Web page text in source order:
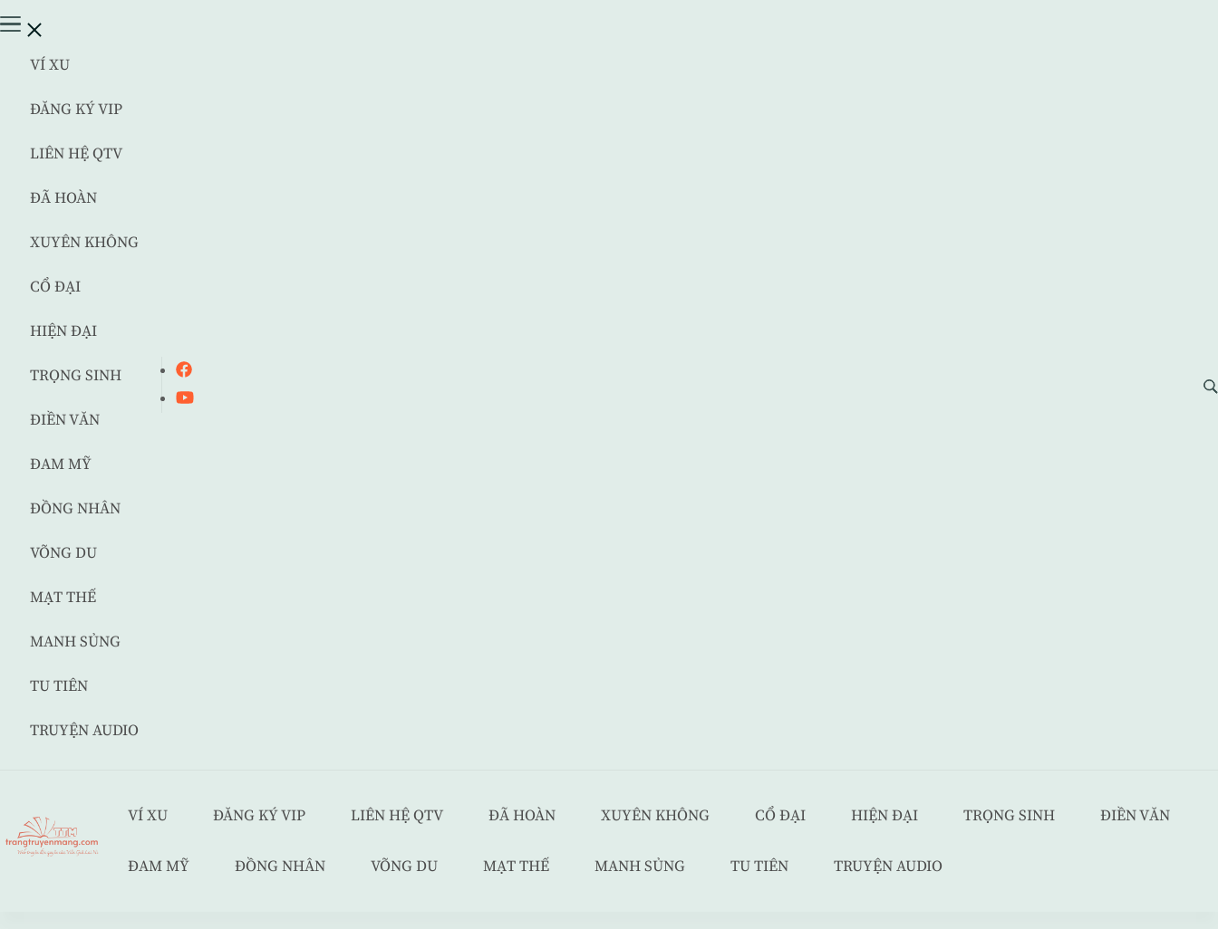
VÍ XU
ĐĂNG KÝ VIP
LIÊN HỆ QTV
ĐÃ HOÀN
XUYÊN KHÔNG
CỔ ĐẠI
HIỆN ĐẠI
TRỌNG SINH
ĐIỀN VĂN
ĐAM MỸ
ĐỒNG NHÂN
VÕNG DU
MẠT THẾ
MANH SỦNG
TU TIÊN
TRUYỆN AUDIO
VÍ XU ĐĂNG KÝ VIP LIÊN HỆ QTV ĐÃ HOÀN XUYÊN KHÔNG CỔ ĐẠI HIỆN ĐẠI TRỌNG SINH ĐIỀN VĂN
ĐAM MỸ ĐỒNG NHÂN VÕNG DU MẠT THẾ MANH SỦNG TU TIÊN TRUYỆN AUDIO